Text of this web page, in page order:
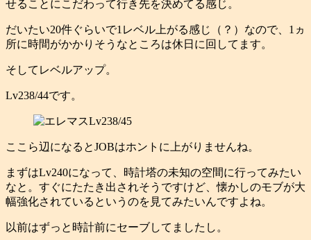
せることにこだわって行き先を決めてる感じ。
だいたい20件ぐらいで1レベル上がる感じ（？）なので、1ヵ
所に時間がかかりそうなところは休日に回してます。
そしてレベルアップ。
Lv238/44です。
ここら辺になるとJOBはホントに上がりませんね。
まずはLv240になって、時計塔の未知の空間に行ってみたい
なと。すぐにたたき出されそうですけど、懐かしのモブが大
幅強化されているというのを見てみたいんですよね。
以前はずっと時計前にセーブしてましたし。